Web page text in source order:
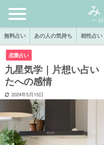
無料占い あの人の気持ち 相性占い
恋愛占い
九星気学｜片想い占い
たへの感情
2024年5月15日